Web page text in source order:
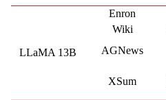
LLaMA 13B
Enron
Wiki
AGNews
XSum